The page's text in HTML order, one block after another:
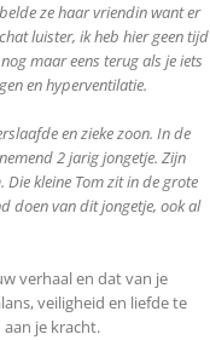
ze haar vriendin want er
luister, ik heb hier geen tijd
maar eens terug als je iets
en hyperventilatie.
en zieke zoon. In de
2 jarig jongetje. Zijn
kleine Tom zit in de grote
doen van dit jongetje, ook al
verhaal en dat van je
veiligheid en liefde te
je kracht.